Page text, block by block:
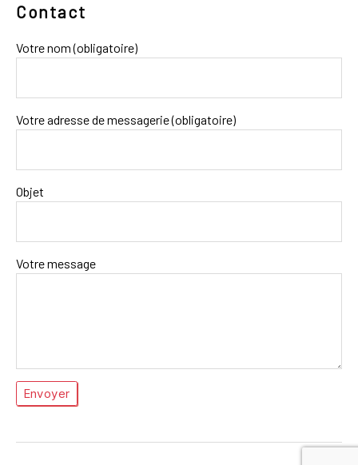
Contact
Votre nom (obligatoire)
Votre adresse de messagerie (obligatoire)
Objet
Votre message